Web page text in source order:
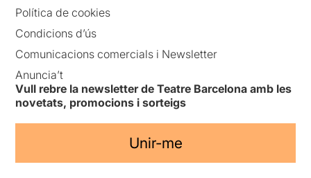
Política de cookies
Condicions d’ús
Comunicacions comercials i Newsletter
Anuncia’t
Vull rebre la newsletter de Teatre Barcelona amb les
novetats, promocions i sorteigs
Unir-me